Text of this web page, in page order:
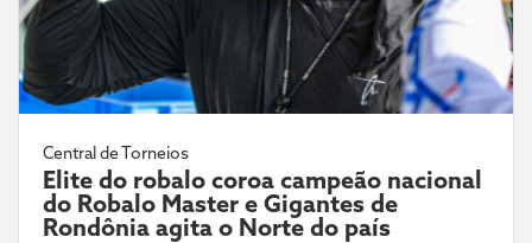
Central de Torneios
Elite do robalo coroa campeão nacional
do Robalo Master e Gigantes de
Rondônia agita o Norte do país